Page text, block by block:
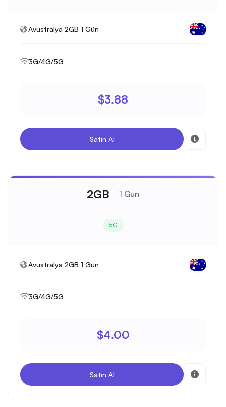
Avustralya 2GB 1 Gün
3G/4G/5G
$3.88
Satın Al
2GB 1 Gün
5G
Avustralya 2GB 1 Gün
3G/4G/5G
$4.00
Satın Al